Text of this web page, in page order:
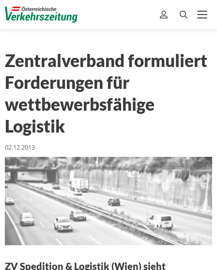
Zentralverband formuliert
Forderungen für
wettbewerbsfähige
Logistik
02.12.2013
ZV Spedition & Logistik (Wien) sieht